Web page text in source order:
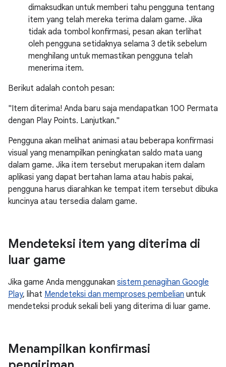
dimaksudkan untuk memberi tahu pengguna tentang
item yang telah mereka terima dalam game. Jika
tidak ada tombol konfirmasi, pesan akan terlihat
oleh pengguna setidaknya selama 3 detik sebelum
menghilang untuk memastikan pengguna telah
menerima item.
Berikut adalah contoh pesan:
"Item diterima! Anda baru saja mendapatkan 100 Permata
dengan Play Points. Lanjutkan."
Pengguna akan melihat animasi atau beberapa konfirmasi
visual yang menampilkan peningkatan saldo mata uang
dalam game. Jika item tersebut merupakan item dalam
aplikasi yang dapat bertahan lama atau habis pakai,
pengguna harus diarahkan ke tempat item tersebut dibuka
kuncinya atau tersedia dalam game.
Mendeteksi item yang diterima di
luar game
Jika game Anda menggunakan sistem penagihan Google
Play, lihat Mendeteksi dan memproses pembelian untuk
mendeteksi produk sekali beli yang diterima di luar game.
Menampilkan konfirmasi